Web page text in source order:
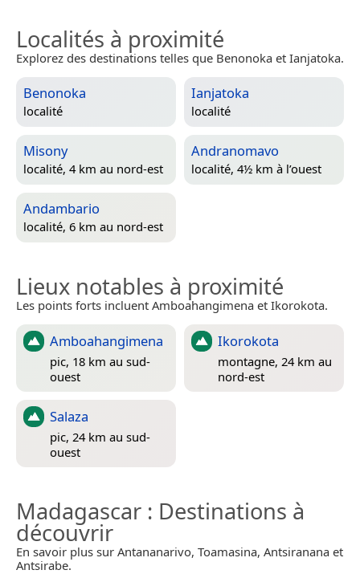
Localités à proximité
Explorez des destinations telles que Benonoka et Ianjatoka.
Benonoka
localité
Ianjatoka
localité
Misony
localité, 4 km au nord-est
Andranomavo
localité, 4½ km à l’ouest
Andambario
localité, 6 km au nord-est
Lieux notables à proximité
Les points forts incluent Amboahangimena et Ikorokota.
Amboahangimena
pic, 18 km au sud-
ouest
Ikorokota
montagne, 24 km au
nord-est
Salaza
pic, 24 km au sud-
ouest
Madagascar : Destinations à
découvrir
En savoir plus sur Antananarivo, Toamasina, Antsiranana et
Antsirabe.